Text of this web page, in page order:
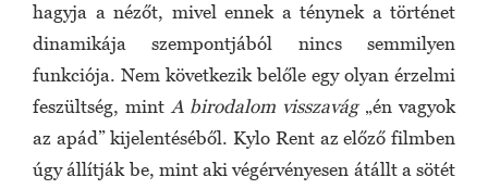
hagyja a nézőt, mivel ennek a ténynek a történet
dinamikája szempontjából nincs semmilyen
funkciója. Nem következik belőle egy olyan érzelmi
feszültség, mintA birodalom visszavág„én vagyok
az apád” kijelentéséből. Kylo Rent az előző filmben
úgy állítják be, mint aki végérvényesen átállt a sötét